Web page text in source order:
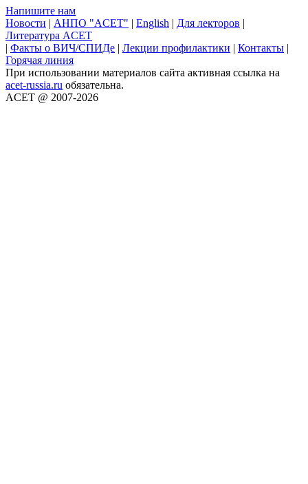
Напишите нам
Новости | АНПО "ACET" | English | Для лекторов |
Литература ACET
| Факты о ВИЧ/СПИДе | Лекции профилактики | Контакты |
Горячая линия
При использовании материалов сайта активная ссылка на
acet-russia.ru обязательна.
ACET @ 2007-2026